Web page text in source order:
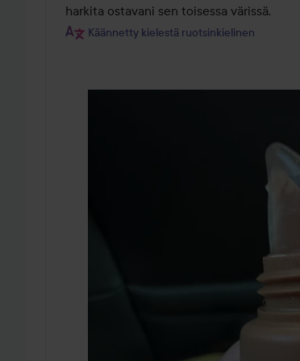
harkita ostavani sen toisessa värissä.
Käännetty kielestä ruotsinkielinen